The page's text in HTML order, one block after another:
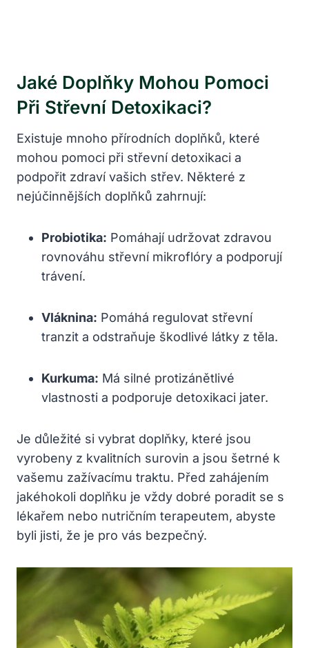
Jaké Doplňky Mohou Pomoci
Při Střevní Detoxikaci?
Existuje mnoho přírodních doplňků, které
mohou pomoci při střevní detoxikaci a
podpořit zdraví vašich střev. Některé z
nejúčinnějších doplňků zahrnují:
Probiotika: Pomáhají udržovat zdravou
rovnováhu střevní mikroflóry a podporují
trávení.
Vláknina: Pomáhá regulovat střevní
tranzit a odstraňuje škodlivé látky z těla.
Kurkuma: Má silné protizánětlivé
vlastnosti a podporuje detoxikaci jater.
Je důležité si vybrat doplňky, které jsou
vyrobeny z kvalitních surovin a jsou šetrné k
vašemu zažívacímu traktu. Před zahájením
jakéhokoli doplňku je vždy dobré poradit se s
lékařem nebo nutričním terapeutem, abyste
byli jisti, že je pro vás bezpečný.